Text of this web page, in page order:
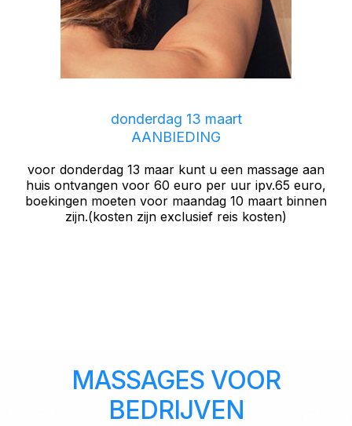
donderdag 13 maart
AANBIEDING
voor donderdag 13 maar kunt u een massage aan
huis ontvangen voor 60 euro per uur ipv.65 euro,
boekingen moeten voor maandag 10 maart binnen
zijn.(kosten zijn exclusief reis kosten)
MASSAGES VOOR
BEDRIJVEN